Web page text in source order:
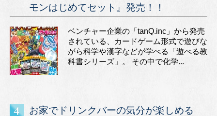
モンはじめてセット』発売！！
ベンチャー企業の「tanQ.inc」から発売
されている、カードゲーム形式で遊びな
がら科学や漢字などが学べる「遊べる教
科書シリーズ」。 その中で化学...
お家でドリンクバーの気分が楽しめる